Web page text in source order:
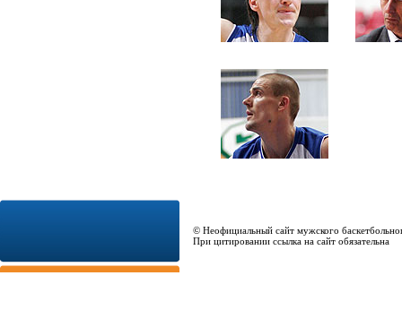
© Неофициальный сайт мужского
При цитировании ссылка на сайт обязательна